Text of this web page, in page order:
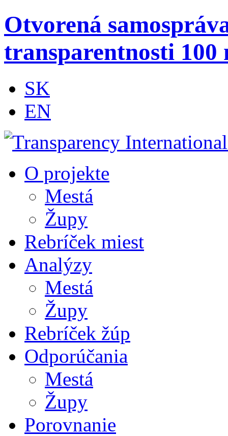
Otvorená
transparentnosti 100
SK
EN
O projekte
Mestá
Župy
Rebríček miest
Analýzy
Mestá
Župy
Rebríček žúp
Odporúčania
Mestá
Župy
Porovnanie